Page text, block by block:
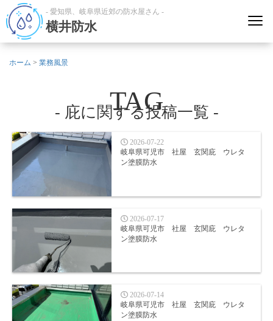
- 愛知県、岐阜県近郊の防水屋さん -
横井防水
ホーム > 業務風景
TAG
- 庇に関する投稿一覧 -
2026-07-22
岐阜県可児市 社屋 玄関庇 ウレタ
ン塗膜防水
2026-07-17
岐阜県可児市 社屋 玄関庇 ウレタ
ン塗膜防水
2026-07-14
岐阜県可児市 社屋 玄関庇 ウレタ
ン塗膜防水